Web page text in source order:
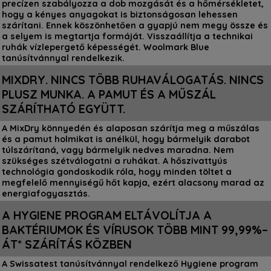
precízen szabályozza a dob mozgását és a hőmérsékletet,
hogy a kényes anyagokat is biztonságosan lehessen
szárítani. Ennek köszönhetően a gyapjú nem megy össze és
a selyem is megtartja formáját. Visszaállítja a technikai
ruhák vízlepergető képességét. Woolmark Blue
tanúsítvánnyal rendelkezik.
MIXDRY. NINCS TÖBB RUHAVÁLOGATÁS. NINCS
PLUSZ MUNKA. A PAMUT ÉS A MŰSZÁL
SZÁRÍTHATÓ EGYÜTT.
A MixDry könnyedén és alaposan szárítja meg a műszálas
és a pamut holmikat is anélkül, hogy bármelyik darabot
túlszárítaná, vagy bármelyik nedves maradna. Nem
szükséges szétválogatni a ruhákat. A hőszivattyús
technológia gondoskodik róla, hogy minden töltet a
megfelelő mennyiségű hőt kapja, ezért alacsony marad az
energiafogyasztás.
A HYGIENE PROGRAM ELTÁVOLÍTJA A
BAKTÉRIUMOK ÉS VÍRUSOK TÖBB MINT 99,99%–
ÁT* SZÁRÍTÁS KÖZBEN
A Swissatest tanúsítvánnyal rendelkező Hygiene program